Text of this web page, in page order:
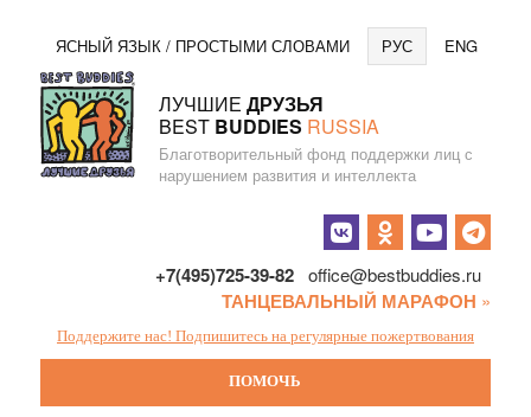
Перейти
к
содержанию
ЯСНЫЙ ЯЗЫК / ПРОСТЫМИ СЛОВАМИ РУС ENG
ЛУЧШИЕ ДРУЗЬЯ
BEST BUDDIES RUSSIA
Благотворительный фонд поддержки лиц с
нарушением развития и интеллекта
+7(495)725-39-82 office@bestbuddies.ru
ТАНЦЕВАЛЬНЫЙ МАРАФОН »
Поддержите нас! Подпишитесь на регулярные пожертвования
ПОМОЧЬ